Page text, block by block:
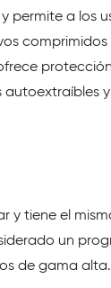
permite a los
autoextraíbles
y tiene el
un
de gama alta.